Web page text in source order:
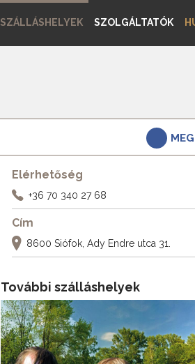
SZÁLLÁSHELYEK SZOLGÁLTATÓK
Elérhetőség
+36 70 340 27 68
Cím
8600 Siófok, Ady Endre utca 31.
További szálláshelyek